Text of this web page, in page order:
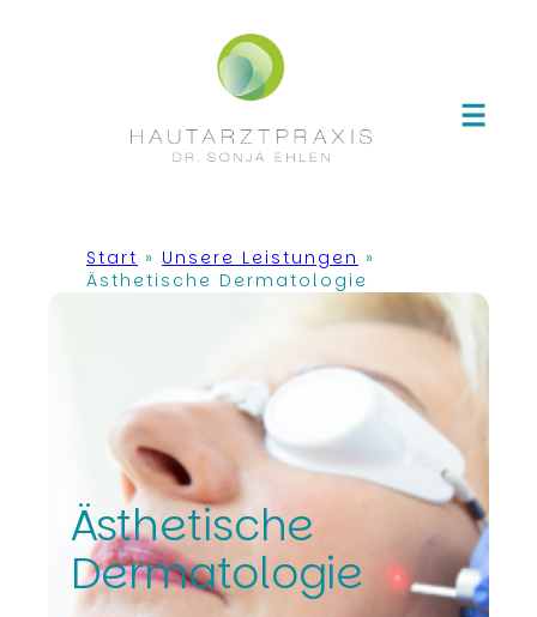
Start » Unsere Leistungen »
Ästhetische Dermatologie
Ästhetische
Dermatologie